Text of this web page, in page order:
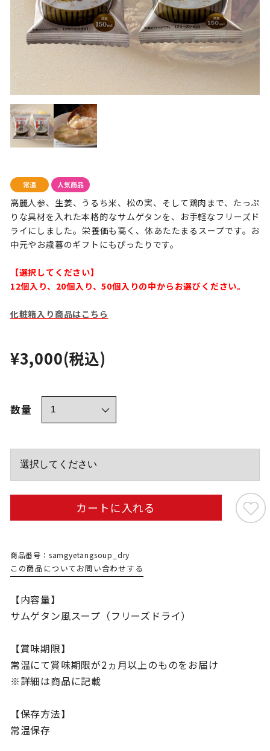
高麗人参、生姜、うるち米、松の実、そして鶏肉まで、たっぷ
りな具材を入れた本格的なサムゲタンを、お手軽なフリーズド
ライにしました。栄養価も高く、体あたたまるスープです。お
中元やお歳暮のギフトにもぴったりです。
【選択してください】
12個入り、20個入り、50個入りの中からお選びください。
化粧箱入り商品はこちら
¥3,000(税込)
数量
カートに入れる
商品番号：samgyetangsoup_dry
この商品についてお問い合わせする
【内容量】
サムゲタン風スープ（フリーズドライ）
【賞味期限】
常温にて賞味期限が2ヵ月以上のものをお届け
※詳細は商品に記載
【保存方法】
常温保存